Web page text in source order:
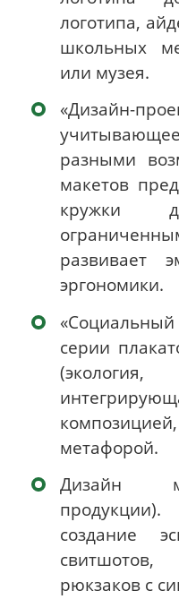
логотипа,
школьных
или музея.
«Дизайн-
разными
макетов
кружки
развивает
эргономики.
серии
метафорой.
Дизайн
создание
рюкзаков с